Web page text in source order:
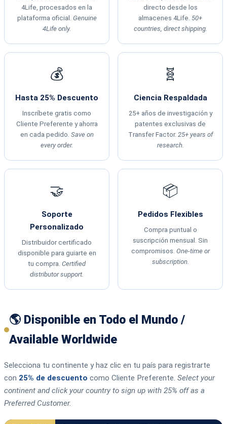
4Life, procesados en la
plataforma oficial. Genuine
4Life only.
directo desde los
almacenes 4Life. 50+
countries, direct shipping.
💰
Hasta 25% Descuento
Inscríbete gratis como
Cliente Preferente y ahorra
en cada pedido. Save on
every order.
🧬
Ciencia Respaldada
25+ años de investigación y
patentes exclusivas de
Transfer Factor. 25+ years of
research.
🤝
Soporte
Personalizado
Distribuidor certificado
disponible para guiarte en
tu compra. Certified
distributor support.
📦
Pedidos Flexibles
Compra puntual o
suscripción mensual. Sin
compromisos. One-time or
subscription.
🌎 Disponible en Todo el Mundo /
Available Worldwide
Selecciona tu continente y haz clic en tu país para registrarte
con 25% de descuento como Cliente Preferente. Select your
continent and click your country to sign up with 25% off as a
Preferred Customer.